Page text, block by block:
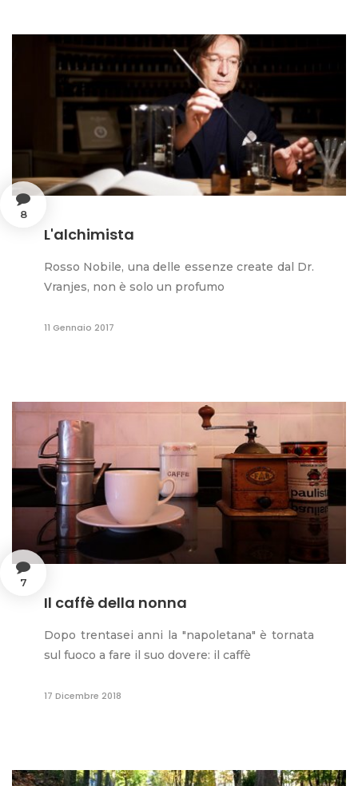
8
L'alchimista
Rosso Nobile, una delle essenze create dal Dr.
Vranjes, non è solo un profumo
11 Gennaio 2017
7
Il caffè della nonna
Dopo trentasei anni la "napoletana" è tornata
sul fuoco a fare il suo dovere: il caffè
17 Dicembre 2018